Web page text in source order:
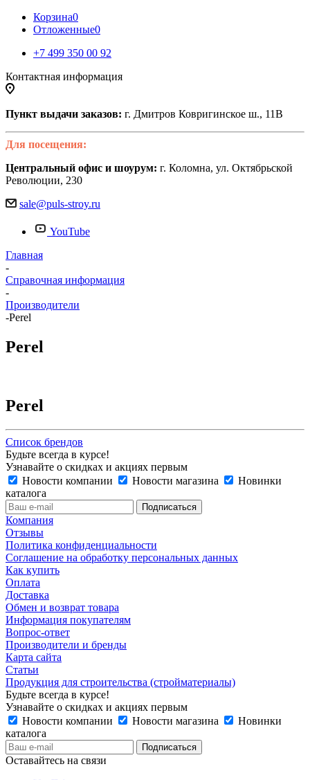
Корзина0
Отложенные0
+7 499 350 00 92
Контактная информация
Пункт выдачи заказов: г. Дмитров Ковригинское ш., 11В
Для посещения:
Центральный офис и шоурум: г. Коломна, ул. Октябрьской
Революции, 230
sale@puls-stroy.ru
YouTube
Главная
-
Справочная информация
-
Производители
-Perel
Perel
Perel
Список брендов
Будьте всегда в курсе!
Узнавайте о скидках и акциях первым
Новости компании
Новости магазина
Новинки
каталога
Компания
Отзывы
Политика конфиденциальности
Соглашение на обработку персональных данных
Как купить
Оплата
Доставка
Обмен и возврат товара
Информация покупателям
Вопрос-ответ
Производители и бренды
Карта сайта
Статьи
Продукция для строительства (стройматериалы)
Будьте всегда в курсе!
Узнавайте о скидках и акциях первым
Новости компании
Новости магазина
Новинки
каталога
Оставайтесь на связи